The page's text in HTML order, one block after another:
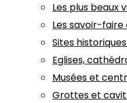
Les plus beaux
Les savoir-faire
Sites
Eglises,
Musées et
Grottes et